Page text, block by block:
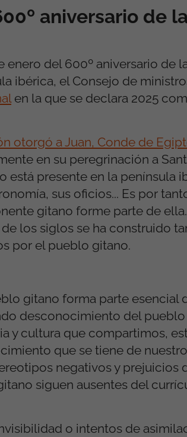
aniversario de
del 600º aniversario de
ibérica, el Consejo de
en la que se declara 2025
otorgó a Juan, Conde de
en su peregrinación a
presente en la península
sus oficios... Es por
gitano forme parte de
los siglos se ha construido
por el pueblo gitano.
gitano forma parte esencial
desconocimiento del
y cultura que compartimos,
que se tiene de
negativos y prejuicios
siguen ausentes del
o intentos de